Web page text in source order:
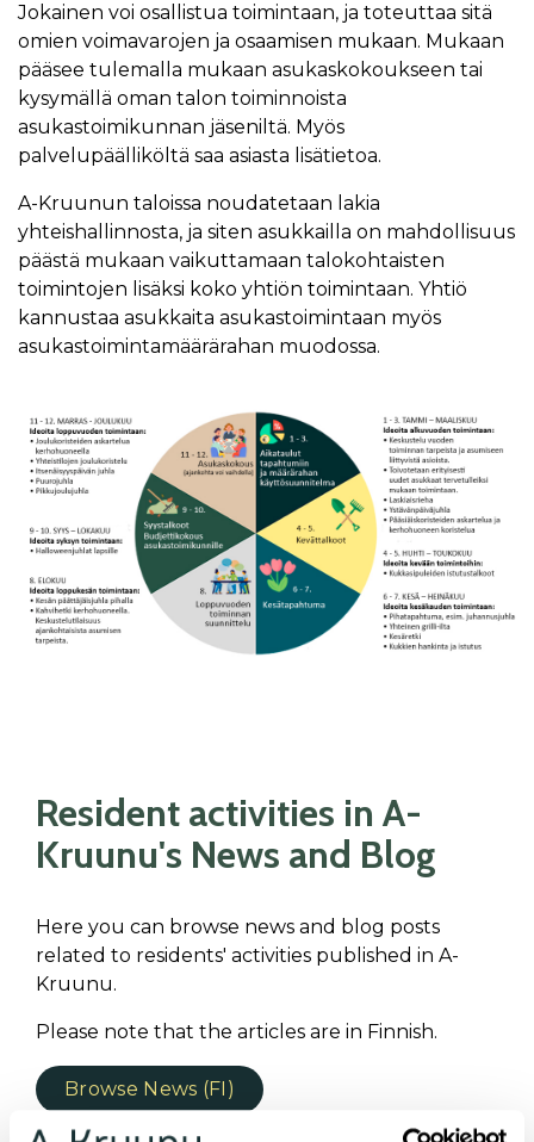
Jokainen voi osallistua toimintaan, ja toteuttaa sitä
omien voimavarojen ja osaamisen mukaan. Mukaan
pääsee tulemalla mukaan asukaskokoukseen tai
kysymällä oman talon toiminnoista
asukastoimikunnan jäseniltä. Myös
palvelupäälliköltä saa asiasta lisätietoa.
A-Kruunun taloissa noudatetaan lakia
yhteishallinnosta, ja siten asukkailla on mahdollisuus
päästä mukaan vaikuttamaan talokohtaisten
toimintojen lisäksi koko yhtiön toimintaan. Yhtiö
kannustaa asukkaita asukastoimintaan myös
asukastoimintamäärärahan muodossa.
Resident activities in A-
Kruunu's News and Blog
Here you can browse news and blog posts
related to residents' activities published in A-
Kruunu.
Please note that the articles are in Finnish.
Browse News (FI)
Browse Blog Posts (FI)